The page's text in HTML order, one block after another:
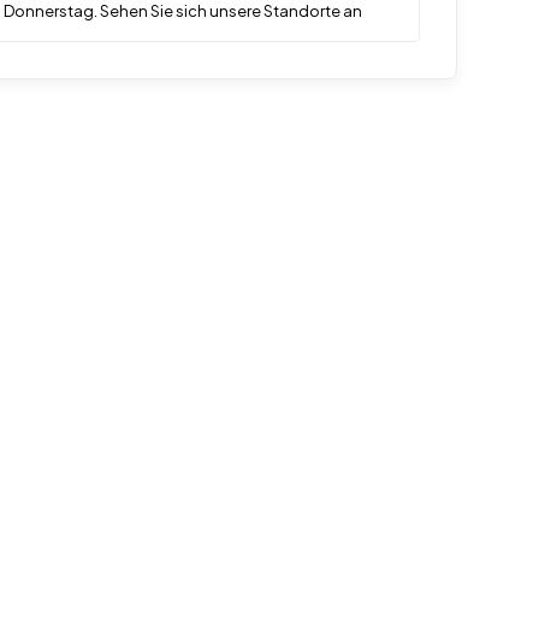
Donnerstag. Sehen Sie sich unsere Standorte an